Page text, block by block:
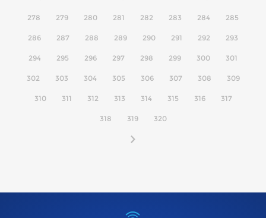
278 279 280 281 282 283 284 285
286 287 288 289 290 291 292 293
294 295 296 297 298 299 300 301
302 303 304 305 306 307 308 309
310 311 312 313 314 315 316 317
318 319 320